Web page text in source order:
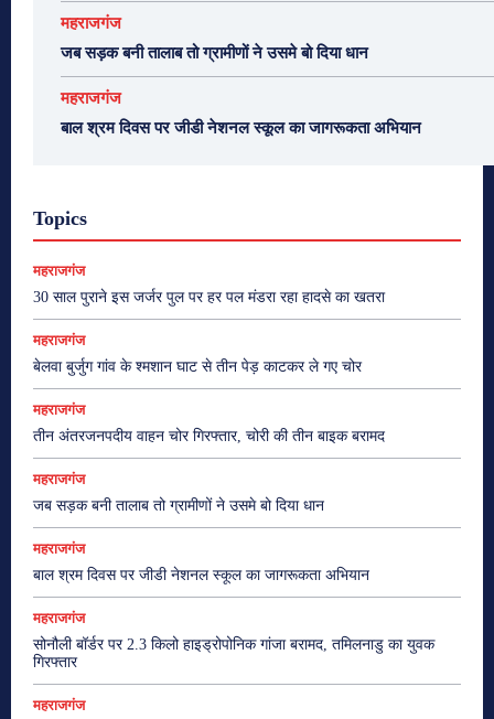
महराजगंज
जब सड़क बनी तालाब तो ग्रामीणों ने उसमे बो दिया धान
महराजगंज
बाल श्रम दिवस पर जीडी नेशनल स्कूल का जागरूकता अभियान
Topics
महराजगंज
30 साल पुराने इस जर्जर पुल पर हर पल मंडरा रहा हादसे का खतरा
महराजगंज
बेलवा बुर्जुग गांव के श्मशान घाट से तीन पेड़ काटकर ले गए चोर
महराजगंज
तीन अंतरजनपदीय वाहन चोर गिरफ्तार, चोरी की तीन बाइक बरामद
महराजगंज
जब सड़क बनी तालाब तो ग्रामीणों ने उसमे बो दिया धान
महराजगंज
बाल श्रम दिवस पर जीडी नेशनल स्कूल का जागरूकता अभियान
महराजगंज
सोनौली बॉर्डर पर 2.3 किलो हाइड्रोपोनिक गांजा बरामद, तमिलनाडु का युवक
गिरफ्तार
महराजगंज